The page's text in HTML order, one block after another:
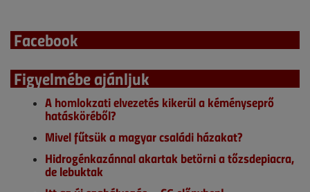
Facebook
Figyelmébe ajánljuk
A homlokzati elvezetés kikerül a kéményseprő
hatásköréből?
Mivel fűtsük a magyar családi házakat?
Hidrogénkazánnal akartak betörni a tőzsdepiacra,
de lebuktak